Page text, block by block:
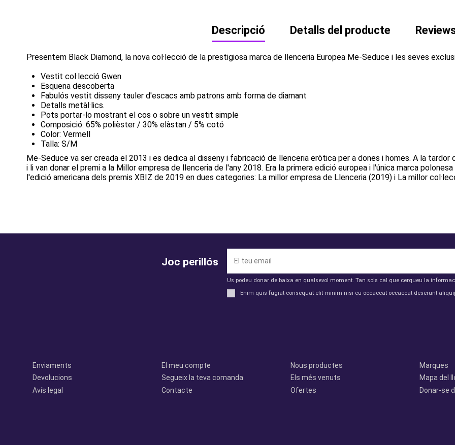
Descripció Detalls del producte
Presentem Black Diamond, la nova col·lecció de la prestigiosa marca de llenceria Europea Me-Seduce i les seves
Vestit col·lecció Gwen
Esquena descoberta
Fabulós vestit disseny tauler d'escacs amb patrons amb forma de diamant
Detalls metàl·lics.
Pots portar-lo mostrant el cos o sobre un vestit simple
Composició: 65% polièster / 30% elàstan / 5% cotó
Color: Vermell
Talla: S/M
Me-Seduce va ser creada el 2013 i es dedica al disseny i fabricació de llenceria eròtica per a dones i homes. A la tardor
i li van donar el premi a la Millor empresa de llenceria de l'any 2018. Era la primera edició europea i l'única marca
l'edició americana dels premis XBIZ de 2019 en dues categories: La millor empresa de Llenceria (2019) i La millor
Joc perillós
Us podeu donar de baixa en qualsevol moment. Tan sols cal que cerqueu la
Enim quis fugiat consequat elit minim nisi eu occaecat occaecat deserunt
Enviaments
Devolucions
Avís legal
El meu compte
Segueix la teva comanda
Contacte
Nous productes
Els més venuts
Ofertes
Marques
Mapa del
Donar-se